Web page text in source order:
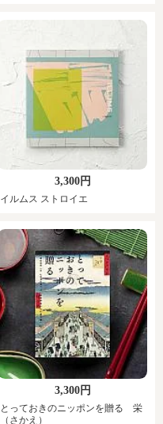
3,300円
イルムス ストロイエ
3,300円
とっておきのニッポンを贈る 栄
（さかえ）